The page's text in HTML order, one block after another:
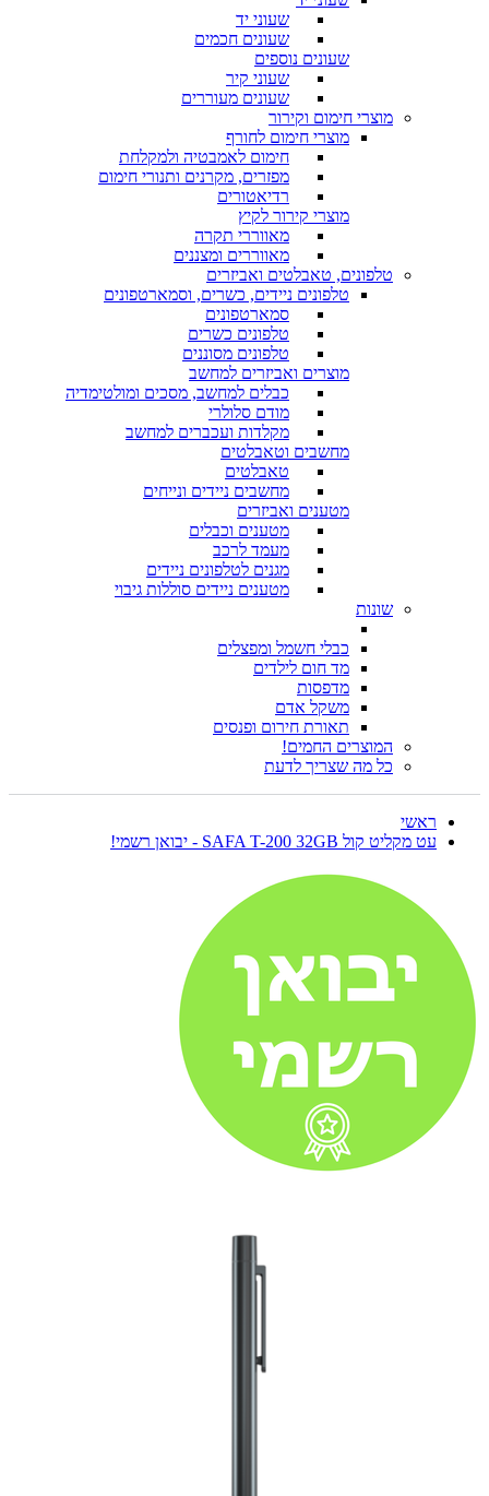
שעוני יד
שעונים חכמים
שעונים נוספים
שעוני קיר
שעונים מעוררים
מוצרי חימום וקירור
מוצרי חימום לחורף
חימום לאמבטיה ולמקלחת
מפזרים, מקרנים ותנורי חימום
רדיאטורים
מוצרי קירור לקיץ
מאווררי תקרה
מאווררים ומצננים
טלפונים, טאבלטים ואביזרים
טלפונים ניידים, כשרים, וסמארטפונים
סמארטפונים
טלפונים כשרים
טלפונים מסוננים
מוצרים ואביזרים למחשב
כבלים למחשב, מסכים ומולטימדיה
מודם סלולרי
מקלדות ועכברים למחשב
מחשבים וטאבלטים
טאבלטים
מחשבים ניידים ונייחים
מטענים ואביזרים
מטענים וכבלים
מעמד לרכב
מגנים לטלפונים ניידים
מטענים ניידים סוללות גיבוי
שונות
כבלי חשמל ומפצלים
מד חום לילדים
מדפסות
משקל אדם
תאורת חירום ופנסים
המוצרים החמים!
כל מה שצריך לדעת
ראשי
עט מקליט קול SAFA T-200 32GB - יבואן רשמי!